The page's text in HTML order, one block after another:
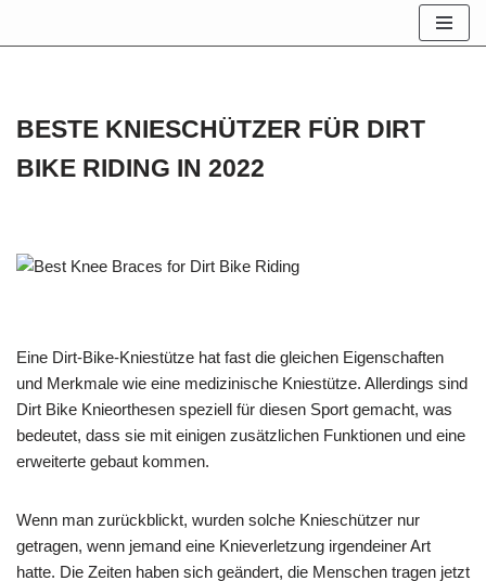
BESTE KNIESCHÜTZER FÜR DIRT
BIKE RIDING IN 2022
Eine Dirt-Bike-Kniestütze hat fast die gleichen Eigenschaften
und Merkmale wie eine medizinische Kniestütze. Allerdings sind
Dirt Bike Knieorthesen speziell für diesen Sport gemacht, was
bedeutet, dass sie mit einigen zusätzlichen Funktionen und eine
erweiterte gebaut kommen.
Wenn man zurückblickt, wurden solche Knieschützer nur
getragen, wenn jemand eine Knieverletzung irgendeiner Art
hatte. Die Zeiten haben sich geändert, die Menschen tragen jetzt